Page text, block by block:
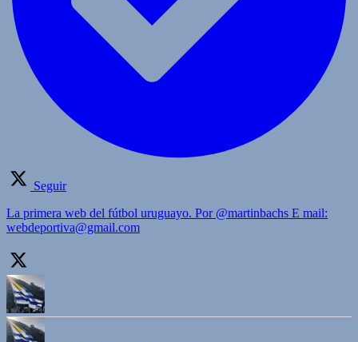
Seguir
La primera web del fútbol uruguayo. Por @martinbachs E mail:
webdeportiva@gmail.com